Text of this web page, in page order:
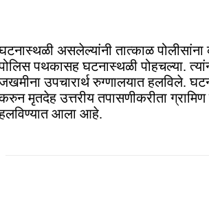
असलेल्यांनी तात्काळ
पथकासह घटनास्थळी पोहचल्या.
उपचारार्थ रुग्णालयात हलविले.
मृतदेह उत्तरीय तपासणीकरीता
आला आहे.